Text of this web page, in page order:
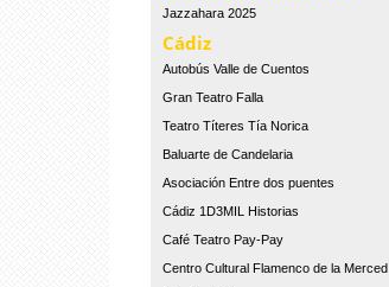
Jazzahara 2025
Cádiz
Autobús Valle de Cuentos
Gran Teatro Falla
Teatro Títeres Tía Norica
Baluarte de Candelaria
Asociación Entre dos puentes
Cádiz 1D3MIL Historias
Café Teatro Pay-Pay
Centro Cultural Flamenco de la Merced